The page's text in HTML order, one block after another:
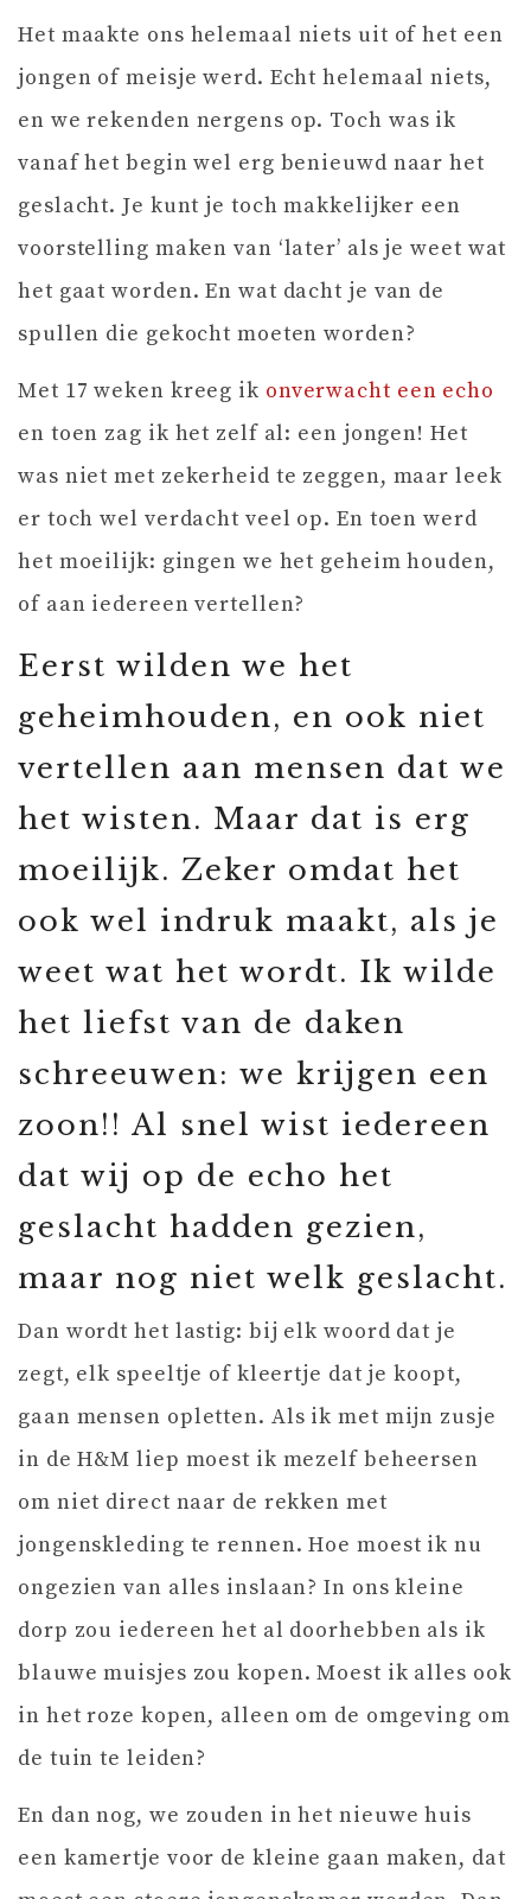
Het maakte ons helemaal niets uit of het een
jongen of meisje werd. Echt helemaal niets,
en we rekenden nergens op. Toch was ik
vanaf het begin wel erg benieuwd naar het
geslacht. Je kunt je toch makkelijker een
voorstelling maken van ‘later’ als je weet wat
het gaat worden. En wat dacht je van de
spullen die gekocht moeten worden?
Met 17 weken kreeg ik onverwacht een echo
en toen zag ik het zelf al: een jongen! Het
was niet met zekerheid te zeggen, maar leek
er toch wel verdacht veel op. En toen werd
het moeilijk: gingen we het geheim houden,
of aan iedereen vertellen?
Eerst wilden we het
geheimhouden, en ook niet
vertellen aan mensen dat we
het wisten. Maar dat is erg
moeilijk. Zeker omdat het
ook wel indruk maakt, als je
weet wat het wordt. Ik wilde
het liefst van de daken
schreeuwen: we krijgen een
zoon!! Al snel wist iedereen
dat wij op de echo het
geslacht hadden gezien,
maar nog niet welk geslacht.
Dan wordt het lastig: bij elk woord dat je
zegt, elk speeltje of kleertje dat je koopt,
gaan mensen opletten. Als ik met mijn zusje
in de H&M liep moest ik mezelf beheersen
om niet direct naar de rekken met
jongenskleding te rennen. Hoe moest ik nu
ongezien van alles inslaan? In ons kleine
dorp zou iedereen het al doorhebben als ik
blauwe muisjes zou kopen. Moest ik alles ook
in het roze kopen, alleen om de omgeving om
de tuin te leiden?
En dan nog, we zouden in het nieuwe huis
een kamertje voor de kleine gaan maken, dat